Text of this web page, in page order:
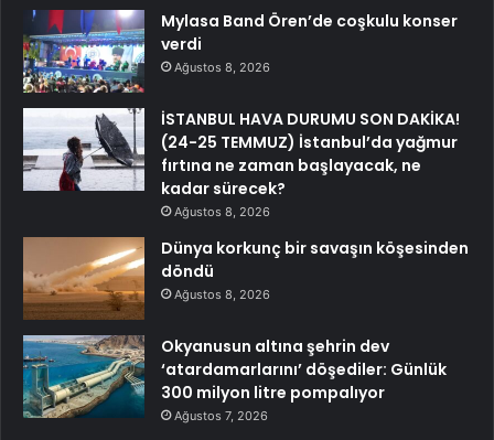
Mylasa Band Ören’de coşkulu konser
verdi
Ağustos 8, 2026
İSTANBUL HAVA DURUMU SON DAKİKA!
(24-25 TEMMUZ) İstanbul’da yağmur
fırtına ne zaman başlayacak, ne
kadar sürecek?
Ağustos 8, 2026
Dünya korkunç bir savaşın köşesinden
döndü
Ağustos 8, 2026
Okyanusun altına şehrin dev
‘atardamarlarını’ döşediler: Günlük
300 milyon litre pompalıyor
Ağustos 7, 2026